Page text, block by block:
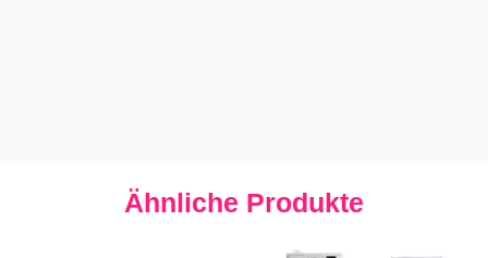
Ähnliche Produkte